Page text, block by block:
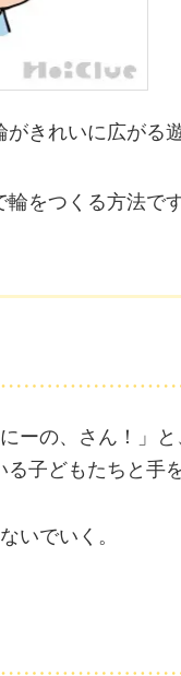
きれいに広がる
をつくる方法です
ーの、さん！」と
子どもたちと手
いでいく。